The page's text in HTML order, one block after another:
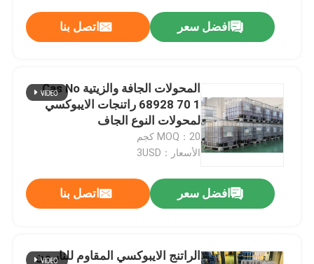
افضل سعر اتصل بنا
المحولات الجافة والزيتية Cas No
68928 70 1 راتنجات الايبوكسي
لمحولات النوع الجاف
MOQ：20 كجم
الأسعار：3USD
افضل سعر اتصل بنا
الراتنج الايبوكسي المقاوم للنار من